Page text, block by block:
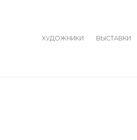
ХУДОЖНИКИ ВЫСТАВКИ